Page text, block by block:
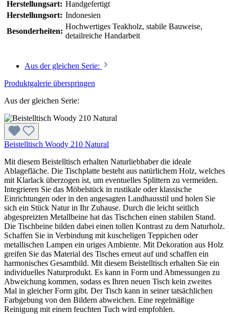
Herstellungsart: Handgefertigt
Herstellungsort: Indonesien
Besonderheiten:
Hochwertiges Teakholz, stabile Bauweise,
detailreiche Handarbeit
Aus der gleichen Serie:
Produktgalerie überspringen
Aus der gleichen Serie:
Beistelltisch Woody 210 Natural
Mit diesem Beistelltisch erhalten Naturliebhaber die ideale
Ablagefläche. Die Tischplatte besteht aus natürlichem Holz, welches
mit Klarlack überzogen ist, um eventuelles Splittern zu vermeiden.
Integrieren Sie das Möbelstück in rustikale oder klassische
Einrichtungen oder in den angesagten Landhausstil und holen Sie
sich ein Stück Natur in Ihr Zuhause. Durch die leicht seitlich
abgespreizten Metallbeine hat das Tischchen einen stabilen Stand.
Die Tischbeine bilden dabei einen tollen Kontrast zu dem Naturholz.
Schaffen Sie in Verbindung mit kuscheligen Teppichen oder
metallischen Lampen ein uriges Ambiente. Mit Dekoration aus Holz
greifen Sie das Material des Tisches erneut auf und schaffen ein
harmonisches Gesamtbild. Mit diesem Beistelltisch erhalten Sie ein
individuelles Naturprodukt. Es kann in Form und Abmessungen zu
Abweichung kommen, sodass es Ihren neuen Tisch kein zweites
Mal in gleicher Form gibt. Der Tisch kann in seiner tatsächlichen
Farbgebung von den Bildern abweichen. Eine regelmäßige
Reinigung mit einem feuchten Tuch wird empfohlen.